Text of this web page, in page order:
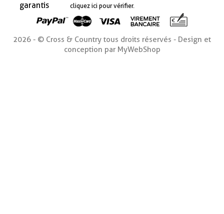
cliquez ici pour vérifier.
2026 - © Cross & Country tous droits réservés - Design et
conception par MyWebShop